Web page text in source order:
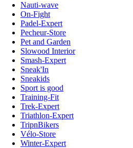
Nauti-wave
On-Fight
Padel-Expert
Pecheur-Store
Pet and Garden
Slowood Interior
Smash-Expert
Sneak'In
Sneakids
Sport is good
Training-Fit
Trek-Expert
Triathlon-Expert
TripnBikers
Vélo-Store
Winter-Expert